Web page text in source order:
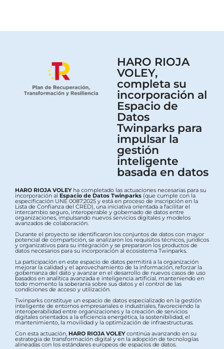
HARO RIOJA
VOLEY,
completa su
incorporación al
Espacio de
Datos
Twinparks para
impulsar la
gestión
inteligente
basada en datos
HARO RIOJA VOLEYha completado las actuaciones necesarias para su
incorporación al Espacio de Datos Twinparks (que cumple con la
especificación UNE 0087:2025 y está en proceso de inscripción en la
Lista de Confianza del CRED), una iniciativa orientada a facilitar el
intercambio seguro, interoperable y gobernado de datos entre
organizaciones, impulsando nuevos servicios digitales y modelos
avanzados de colaboración.
Durante el proyecto se identificaron los conjuntos de datos con mayor
potencial de compartición, se analizaron los requisitos técnicos, jurídicos
y organizativos para su integración y se prepararon los productos de
datos necesarios para su incorporación al ecosistema Twinparks.
La participación en este espacio de datos permitirá a la organización
mejorar la calidad y el aprovechamiento de la información, reforzar la
gobernanza del dato y avanzar en el desarrollo de nuevos casos de uso
basados en analítica avanzada e inteligencia artificial, manteniendo en
todo momento la soberanía sobre sus datos y el control de las
condiciones de acceso y utilización.
Twinparks constituye un espacio de datos especializado en la gestión
inteligente de entornos empresariales e industriales, favoreciendo la
interoperabilidad entre organizaciones y la creación de servicios
digitales orientados a la eficiencia energética, la sostenibilidad, el
mantenimiento, la movilidad y la optimización de infraestructuras.
Con esta actuación, HARO RIOJA VOLEYcontinúa avanzando en su
estrategia de transformación digital y en la adopción de tecnologías
alineadas con los estándares europeos de espacios de datos.